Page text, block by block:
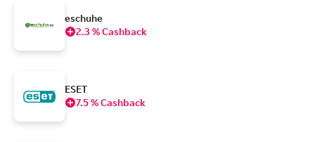
eschuhe
2.3 % Cashback
ESET
7.5 % Cashback